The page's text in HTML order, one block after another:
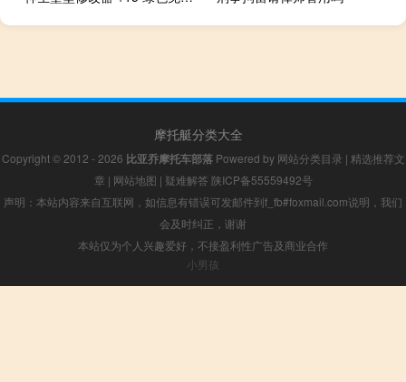
摩托艇分类大全
Copyright © 2012 - 2026 比亚乔摩托车部落Powered by 网站分类目录 | 精选推荐文
章 | 网站地图 | 疑难解答 陕ICP备55559492号
声明：本站内容来自互联网，如信息有错误可发邮件到f_fb#foxmail.com说明，我们
会及时纠正，谢谢
本站仅为个人兴趣爱好，不接盈利性广告及商业合作
小男孩